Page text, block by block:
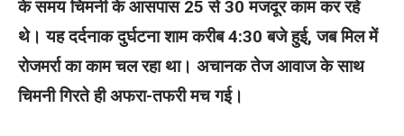
के समय चिमनी के आसपास 25 से 30 मजदूर काम कर रहे
थे। यह दर्दनाक दुर्घटना शाम करीब 4:30 बजे हुई, जब मिल में
रोजमर्रा का काम चल रहा था। अचानक तेज आवाज के साथ
चिमनी गिरते ही अफरा-तफरी मच गई।